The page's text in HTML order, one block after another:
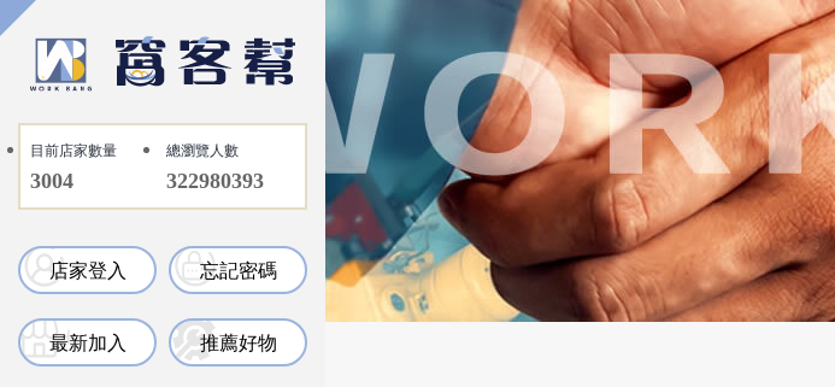
目前店家數量
3004
總瀏覽人數
322980393
店家登入 忘記密碼
最新加入 推薦好物